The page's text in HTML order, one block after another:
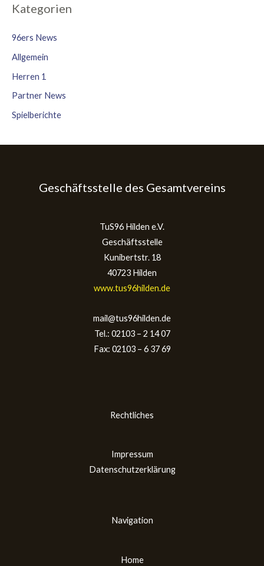
Kategorien
96ers News
Allgemein
Herren 1
Partner News
Spielberichte
Geschäftsstelle des Gesamtvereins
TuS96 Hilden e.V.
Geschäftsstelle
Kunibertstr. 18
40723 Hilden
www.tus96hilden.de
mail@tus96hilden.de
Tel.: 02103 – 2 14 07
Fax: 02103 – 6 37 69
Rechtliches
Impressum
Datenschutzerklärung
Navigation
Home